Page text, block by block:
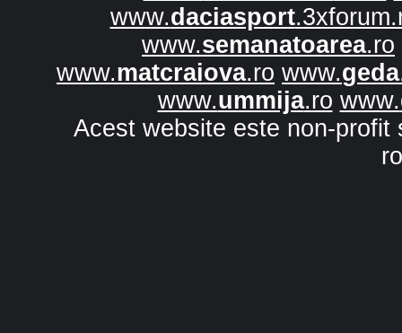
www.daciasport
www.semanatoarea.ro
www.matcraiova.ro www.geda
www.ummija.ro www.
Acest website este non-profit